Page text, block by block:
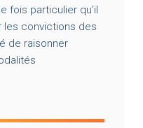
fois particulier qu’il
les convictions des
de raisonner